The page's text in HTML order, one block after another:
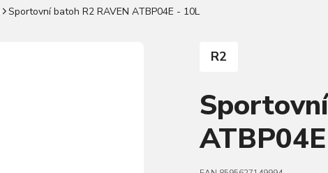
Sportovní batoh R2 RAVEN ATBP04E - 10L
R2